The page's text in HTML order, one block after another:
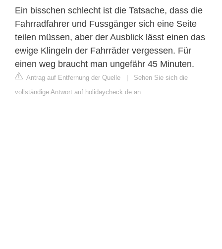
Ein bisschen schlecht ist die Tatsache, dass die
Fahrradfahrer und Fussgänger sich eine Seite
teilen müssen, aber der Ausblick lässt einen das
ewige Klingeln der Fahrräder vergessen. Für
einen weg braucht man ungefähr 45 Minuten.
Antrag auf Entfernung der Quelle | Sehen Sie sich die
vollständige Antwort auf holidaycheck.de an